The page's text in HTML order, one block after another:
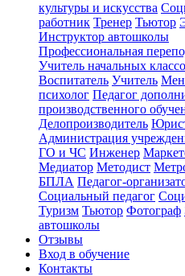
культуры и искусства
работник Тренер Тьютор
Инструктор автошколы
Профессиональная
Учитель начальных
Воспитатель Учитель
психолог Педагог
производственного
Делопроизводитель
Администрация
ГО и ЧС Инженер
Медиатор Методист
БПЛА Педагог-
Социальный педагог
Туризм Тьютор Фотограф
автошколы
Отзывы
Вход в обучение
Контакты